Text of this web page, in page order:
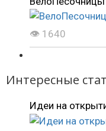
👁 1640
Интересные
Идеи на